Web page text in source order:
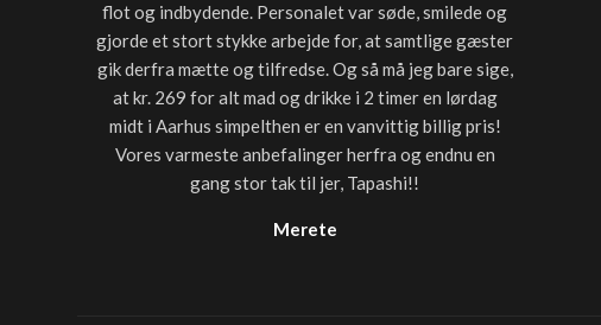
flot og indbydende. Personalet var søde, smilede og
gjorde et stort stykke arbejde for, at samtlige gæster
gik derfra mætte og tilfredse. Og så må jeg bare sige,
at kr. 269 for alt mad og drikke i 2 timer en lørdag
midt i Aarhus simpelthen er en vanvittig billig pris!
Vores varmeste anbefalinger herfra og endnu en
gang stor tak til jer, Tapashi!!
Merete